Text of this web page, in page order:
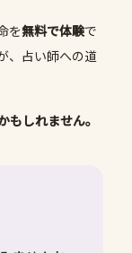
を無料で体験で
、占い師への道
しれません。